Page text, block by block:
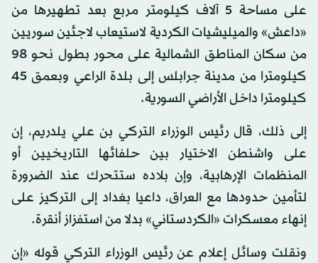
على مساحة 5 آلاف كيلومتر مربع بعد تطهيرها من
«داعش» والميليشيات الكردية لاستيعاب لاجئين سوريين
من سكان المناطق الشمالية على محور بطول نحو 98
كيلومترا من مدينة جرابلس إلى بلدة الراعي وبعمق 45
كيلومترا داخل الأراضي السورية.
إلى ذلك، قال رئيس الوزراء التركي بن علي يلدريم، إن
على واشنطن الاختيار بين حلفائها التاريخيين أو
المنظمات الإرهابية، وإن بلاده ستتحرك عند الضرورة
لتأمين حدودها مع العراق، داعيا بغداد إلى التركيز على
إنهاء معسكرات «الكردستاني» بدلا من استفزاز أنقرة.
ونقلت وسائل إعلام عن رئيس الوزراء التركي قوله «إن